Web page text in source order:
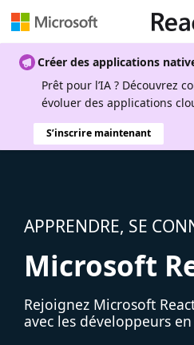
Créer des applications
Prêt pour l’IA ? Découvrez
évoluer des applications
S’inscrire maintenant
APPRENDRE, SE
Microsoft
Rejoignez Microsoft
avec les développeurs